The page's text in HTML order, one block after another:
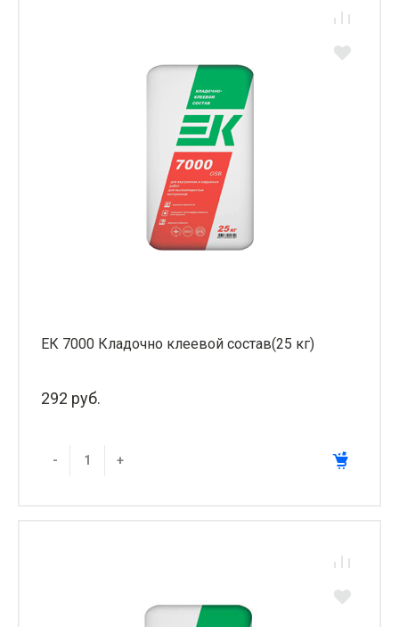
ЕК 7000 Кладочно клеевой состав(25 кг)
292 руб.
- +